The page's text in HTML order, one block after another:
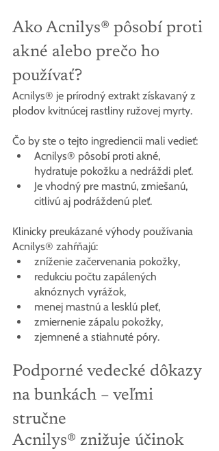
Ako Acnilys® pôsobí proti
akné alebo prečo ho
používať?
Acnilys® je prírodný extrakt získavaný z
plodov kvitnúcej rastliny ružovej myrty.
Čo by ste o tejto ingrediencii mali vedieť:
Acnilys® pôsobí proti akné,
hydratuje pokožku a nedráždi pleť.
Je vhodný pre mastnú, zmiešanú,
citlivú aj podráždenú pleť.
Klinicky preukázané výhody používania
Acnilys® zahŕňajú:
zníženie začervenania pokožky,
redukciu počtu zapálených
aknóznych vyrážok,
menej mastnú a lesklú pleť,
zmiernenie zápalu pokožky,
zjemnené a stiahnuté póry.
Podporné vedecké dôkazy
na bunkách – veľmi
stručne
Acnilys® znižuje účinok